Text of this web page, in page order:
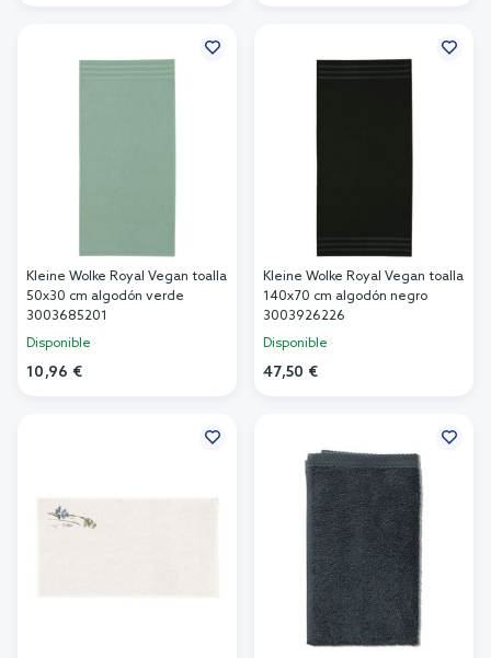
Kleine Wolke Royal Vegan toalla
50x30 cm algodón verde
3003685201
Disponible
10,96 €
Kleine Wolke Royal Vegan toalla
140x70 cm algodón negro
3003926226
Disponible
47,50 €